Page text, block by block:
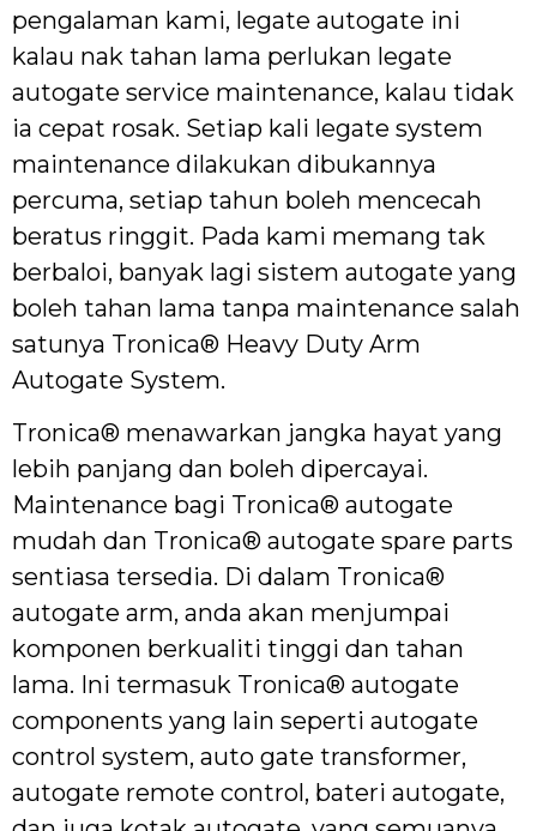
pengalaman kami, legate autogate ini
kalau nak tahan lama perlukan legate
autogate service maintenance, kalau tidak
ia cepat rosak. Setiap kali legate system
maintenance dilakukan dibukannya
percuma, setiap tahun boleh mencecah
beratus ringgit. Pada kami memang tak
berbaloi, banyak lagi sistem autogate yang
boleh tahan lama tanpa maintenance salah
satunya Tronica® Heavy Duty Arm
Autogate System.
Tronica® menawarkan jangka hayat yang
lebih panjang dan boleh dipercayai.
Maintenance bagi Tronica® autogate
mudah dan Tronica® autogate spare parts
sentiasa tersedia. Di dalam Tronica®
autogate arm, anda akan menjumpai
komponen berkualiti tinggi dan tahan
lama. Ini termasuk Tronica® autogate
components yang lain seperti autogate
control system, auto gate transformer,
autogate remote control, bateri autogate,